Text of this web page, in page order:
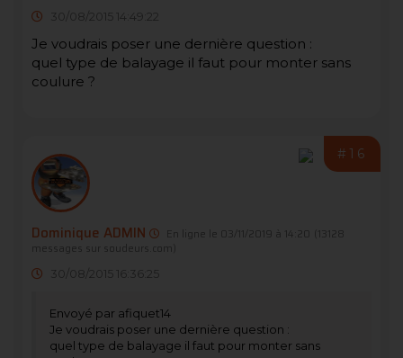
30/08/2015 14:49:22
Je voudrais poser une dernière question :
quel type de balayage il faut pour monter sans
coulure ?
#16
Dominique ADMIN En ligne le 03/11/2019 à 14:20
(13128
messages sur soudeurs.com)
30/08/2015 16:36:25
Envoyé par afiquet14
Je voudrais poser une dernière question :
quel type de balayage il faut pour monter sans